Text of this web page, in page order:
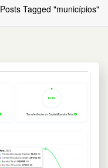
Posts Tagged "municípios"